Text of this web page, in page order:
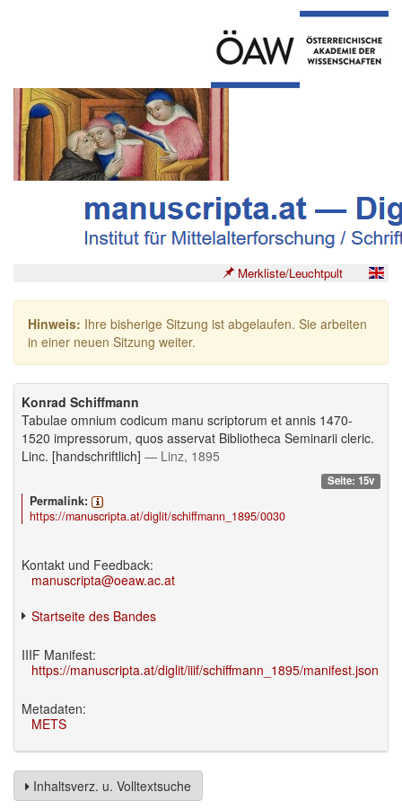
Merkliste/Leuchtpult
Hinweis: Ihre bisherige Sitzung ist abgelaufen. Sie arbeiten
in einer neuen Sitzung weiter.
Konrad Schiffmann
Tabulae omnium codicum manu scriptorum et annis 1470-
1520 impressorum, quos asservat Bibliotheca Seminarii cleric.
Linc. [handschriftlich] — Linz, 1895
Seite: 15v
Permalink:
https://manuscripta.at/diglit/schiffmann_1895/0030
Kontakt und Feedback:
manuscripta@oeaw.ac.at
Startseite des Bandes
IIIF Manifest:
https://manuscripta.at/diglit/iiif/schiffmann_1895/manifest.json
Metadaten:
METS
Inhaltsverz. u. Volltextsuche